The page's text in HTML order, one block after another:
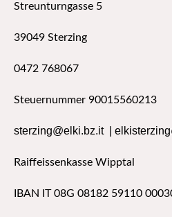
Streunturngasse 5
39049 Sterzing
0472 768067
Steuernummer 90015560213
sterzing@elki.bz.it
Raiffeissenkasse Wipptal
IBAN IT 08G 08182 59110